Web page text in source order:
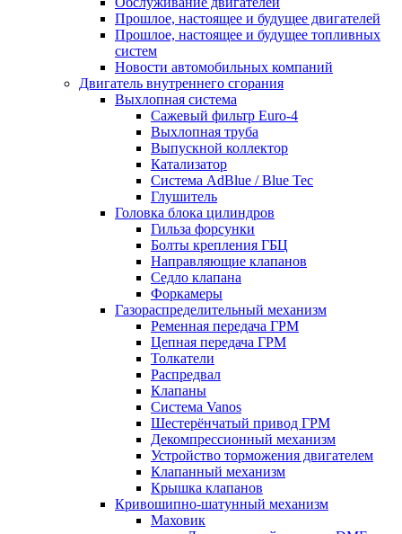
Прошлое, настоящее и будущее двигателей
Прошлое, настоящее и будущее топливных
систем
Новости автомобильных компаний
Двигатель внутреннего сгорания
Выхлопная система
Сажевый фильтр Euro-4
Выхлопная труба
Выпускной коллектор
Катализатор
Система AdBlue / Blue Tec
Глушитель
Головка блока цилиндров
Гильза форсунки
Болты крепления ГБЦ
Направляющие клапанов
Седло клапана
Форкамеры
Газораспределительный механизм
Ременная передача ГРМ
Цепная передача ГРМ
Толкатели
Распредвал
Клапаны
Система Vanos
Шестерёнчатый привод ГРМ
Декомпрессионный механизм
Устройство торможения двигателем
Клапанный механизм
Крышка клапанов
Кривошипно-шатунный механизм
Маховик